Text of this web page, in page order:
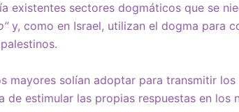
existentes sectores dogmáticos que se
y, como en Israel, utilizan el dogma para
mayores solían adoptar para transmitir
de estimular las propias respuestas en los